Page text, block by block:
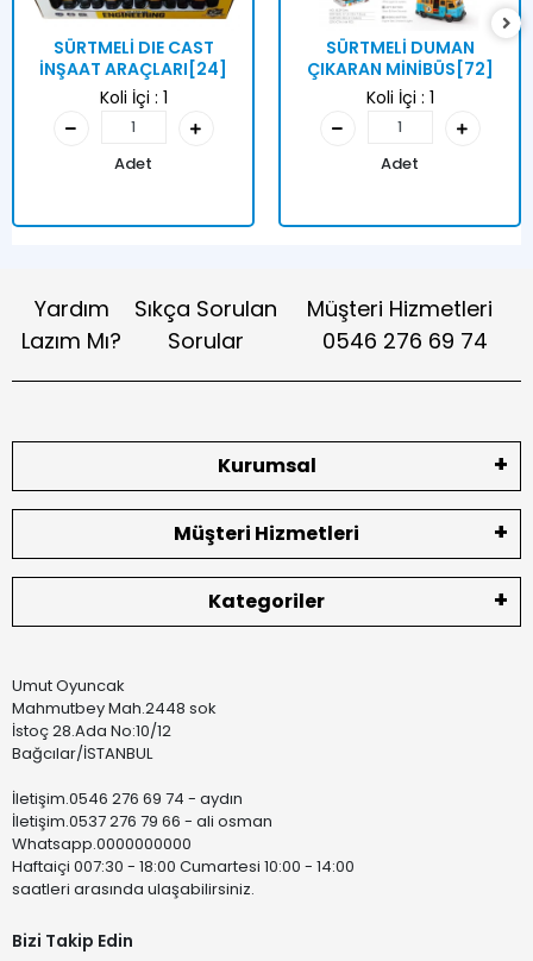
SÜRTMELİ DIE CAST
İNŞAAT ARAÇLARI[24]
Koli İçi : 1
Adet
SÜRTMELİ DUMAN
ÇIKARAN MİNİBÜS[72]
Koli İçi : 1
Adet
Yardım
Lazım Mı?
Sıkça Sorulan
Sorular
Müşteri Hizmetleri
0546 276 69 74
Kurumsal
Müşteri Hizmetleri
Kategoriler
Umut Oyuncak
Mahmutbey Mah.2448 sok
İstoç 28.Ada No:10/12
Bağcılar/İSTANBUL
İletişim.0546 276 69 74 - aydın
İletişim.0537 276 79 66 - ali osman
Whatsapp.0000000000
Haftaiçi 007:30 - 18:00 Cumartesi 10:00 - 14:00
saatleri arasında ulaşabilirsiniz.
Bizi Takip Edin